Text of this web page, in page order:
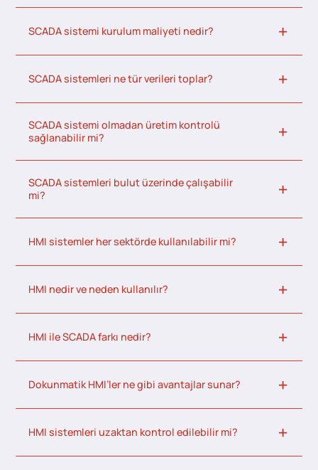
SCADA sistemi kurulum maliyeti nedir?
SCADA sistemleri ne tür verileri toplar?
SCADA sistemi olmadan üretim kontrolü
sağlanabilir mi?
SCADA sistemleri bulut üzerinde çalışabilir
mi?
HMI sistemler her sektörde kullanılabilir mi?
HMI nedir ve neden kullanılır?
HMI ile SCADA farkı nedir?
Dokunmatik HMI’ler ne gibi avantajlar sunar?
HMI sistemleri uzaktan kontrol edilebilir mi?